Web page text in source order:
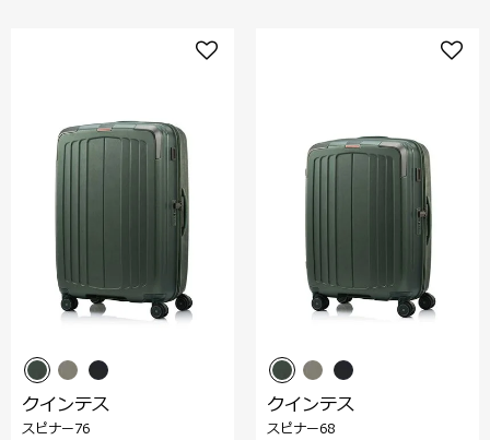
クインテス
スピナー76
クインテス
スピナー68